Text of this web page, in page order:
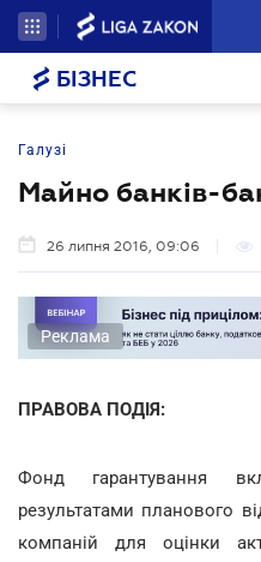
БІЗНЕС
Галузі
Майно банків-
26 липня 2016, 09:06
Реклама
ПРАВОВА ПОДІЯ:
Фонд гарантування
результатами планового
компаній для оцінки